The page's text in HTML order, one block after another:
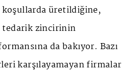
koşullarda üretildiğine,
tedarik zincirinin
da bakıyor. Bazı
karşılayamayan firmalar